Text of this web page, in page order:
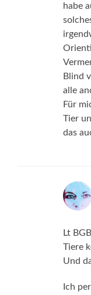
habe
Blind
alle
Für
Tier
das
Lt
Tiere
Und
Ich